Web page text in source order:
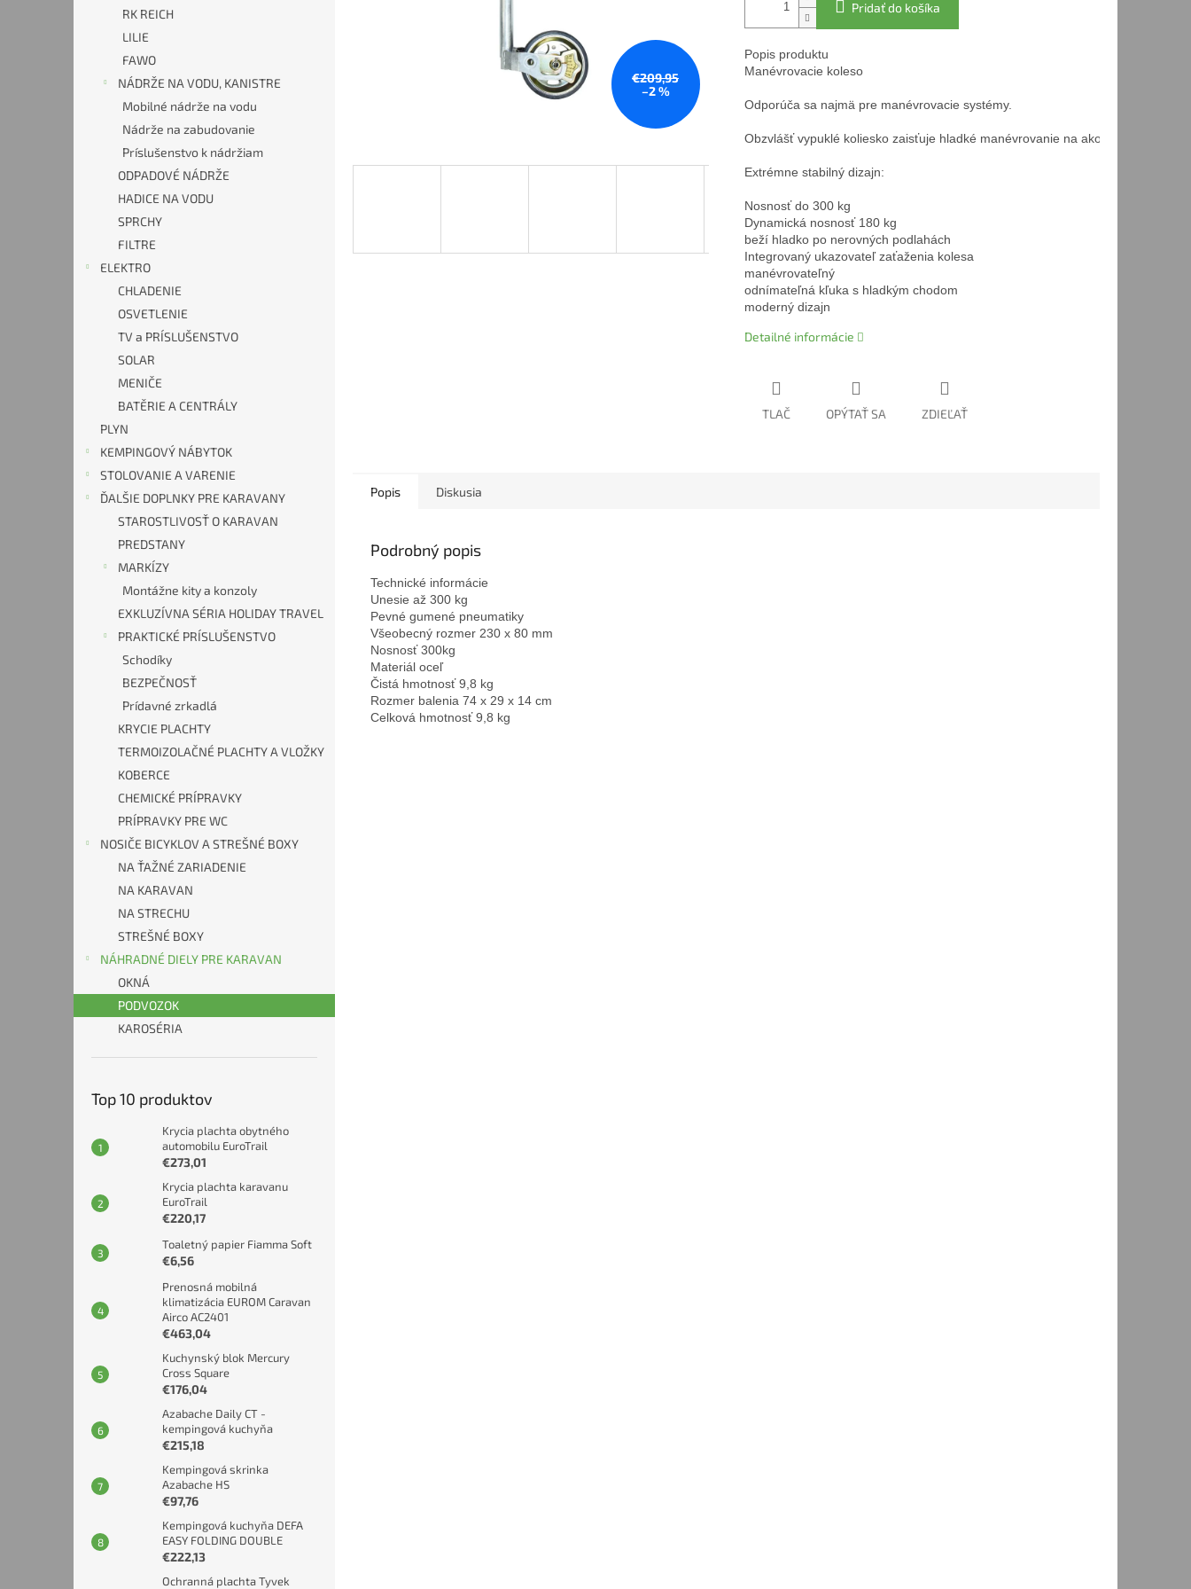
RK REICH
LILIE
FAWO
NÁDRŽE NA VODU, KANISTRE
Mobilné nádrže na vodu
Nádrže na zabudovanie
Príslušenstvo k nádržiam
ODPADOVÉ NÁDRŽE
HADICE NA VODU
SPRCHY
FILTRE
ELEKTRO
CHLADENIE
OSVETLENIE
TV a PRÍSLUŠENSTVO
SOLAR
MENIČE
BATĚRIE A CENTRÁLY
PLYN
KEMPINGOVÝ NÁBYTOK
STOLOVANIE A VARENIE
ĎALŠIE DOPLNKY PRE KARAVANY
STAROSTLIVOSŤ O KARAVAN
PREDSTANY
MARKÍZY
Montážne kity a konzoly
EXKLUZÍVNA SÉRIA HOLIDAY TRAVEL
PRAKTICKÉ PRÍSLUŠENSTVO
Schodíky
BEZPEČNOSŤ
Prídavné zrkadlá
KRYCIE PLACHTY
TERMOIZOLAČNÉ PLACHTY A VLOŽKY
KOBERCE
CHEMICKÉ PRÍPRAVKY
PRÍPRAVKY PRE WC
NOSIČE BICYKLOV A STREŠNÉ BOXY
NA ŤAŽNÉ ZARIADENIE
NA KARAVAN
NA STRECHU
STREŠNÉ BOXY
NÁHRADNÉ DIELY PRE KARAVAN
OKNÁ
PODVOZOK
KAROSÉRIA
Top 10 produktov
Krycia plachta obytného
automobilu EuroTrail
€273,01
Krycia plachta karavanu
EuroTrail
€220,17
Toaletný papier Fiamma Soft
€6,56
Prenosná mobilná
klimatizácia EUROM Caravan
Airco AC2401
€463,04
Kuchynský blok Mercury
Cross Square
€176,04
Azabache Daily CT -
kempingová kuchyňa
€215,18
Kempingová skrinka
Azabache HS
€97,76
Kempingová kuchyňa DEFA
EASY FOLDING DOUBLE
€222,13
Ochranná plachta Tyvek
€209,95
–2 %
Pridať do košíka
Popis produktu
Manévrovacie koleso
Odporúča sa najmä pre manévrovacie systémy.
Obzvlášť vypuklé koliesko zaisťuje hladké manévrovanie na akomkoľvek
Extrémne stabilný dizajn:
Nosnosť do 300 kg
Dynamická nosnosť 180 kg
beží hladko po nerovných podlahách
Integrovaný ukazovateľ zaťaženia kolesa
manévrovateľný
odnímateľná kľuka s hladkým chodom
moderný dizajn
Detailné informácie
TLAČ OPÝTAŤ SA ZDIEĽAŤ
Popis Diskusia
Podrobný popis
Technické informácie
Unesie až 300 kg
Pevné gumené pneumatiky
Všeobecný rozmer 230 x 80 mm
Nosnosť 300kg
Materiál oceľ
Čistá hmotnosť 9,8 kg
Rozmer balenia 74 x 29 x 14 cm
Celková hmotnosť 9,8 kg